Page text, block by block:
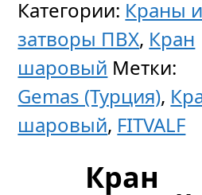
Категории: Краны и
затворы ПВХ, Кран
шаровый Метки:
Gemas (Турция),
шаровый, FITVALF
Кран